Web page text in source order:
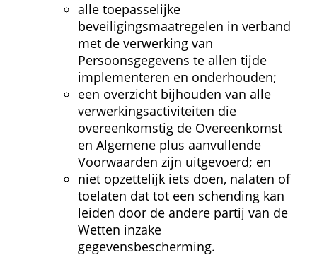
alle toepasselijke
beveiligingsmaatregelen in verband
met de verwerking van
Persoonsgegevens te allen tijde
implementeren en onderhouden;
een overzicht bijhouden van alle
verwerkings­activiteiten die
overeenkomstig de Overeenkomst
en Algemene plus aanvullende
Voorwaarden zijn uitgevoerd; en
niet opzettelijk iets doen, nalaten of
toelaten dat tot een schending kan
leiden door de andere partij van de
Wetten inzake
gegevensbescherming.